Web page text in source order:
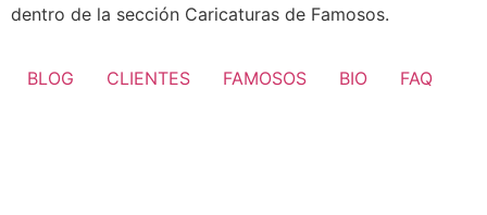
dentro de la sección Caricaturas de Famosos.
BLOG CLIENTES FAMOSOS BIO FAQ